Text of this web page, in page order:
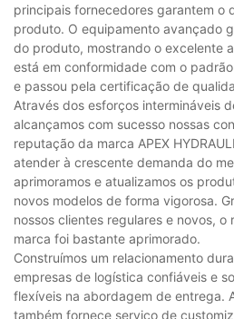
principais fornecedores garantem o
produto. O equipamento avançado
do produto, mostrando o excelente
está em conformidade com o
e passou pela certificação de
Através dos esforços intermináveis
alcançamos com sucesso nossas
reputação da marca APEX
atender à crescente demanda do
aprimoramos e atualizamos os
novos modelos de forma vigorosa.
nossos clientes regulares e novos, o
marca foi bastante aprimorado.
Construímos um relacionamento
empresas de logística confiáveis e
flexíveis na abordagem de entrega.
também fornece serviço de